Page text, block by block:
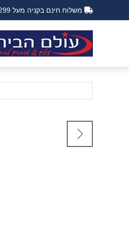
משלוח חינם בקניה מעל 299 ש"ח